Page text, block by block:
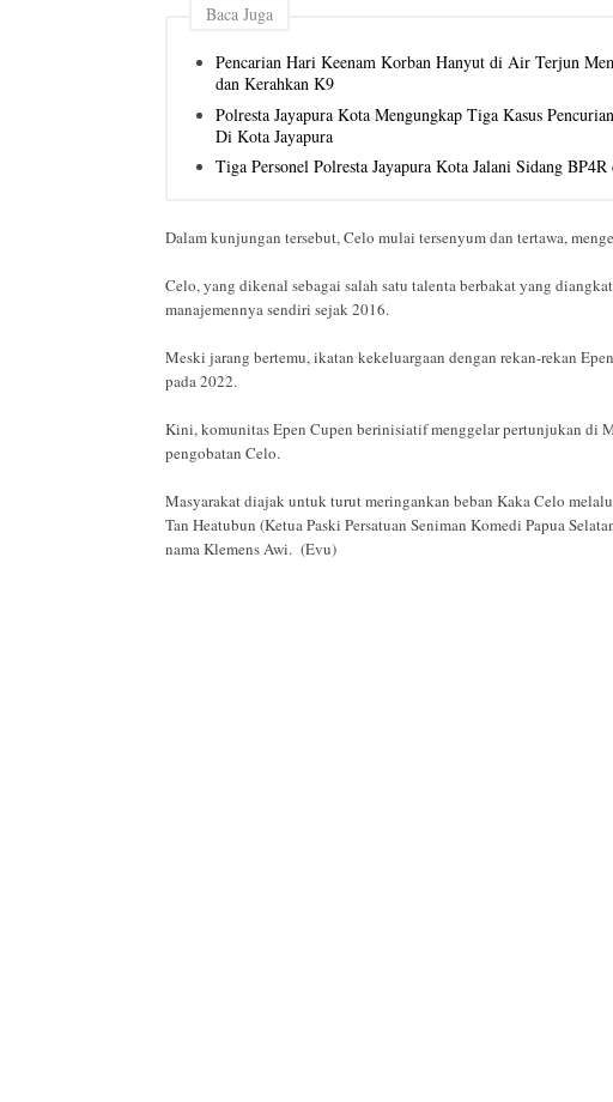
Baca Juga
Pencarian Hari Keenam Korban Hanyut di Air Terjun
dan Kerahkan K9
Polresta Jayapura Kota Mengungkap Tiga Kasus
Di Kota Jayapura
Tiga Personel Polresta Jayapura Kota Jalani Sidang BP4R
Dalam kunjungan tersebut, Celo mulai tersenyum dan tertawa,
Celo, yang dikenal sebagai salah satu talenta berbakat yang
manajemennya sendiri sejak 2016.
Meski jarang bertemu, ikatan kekeluargaan dengan rekan-rekan
pada 2022.
Kini, komunitas Epen Cupen berinisiatif menggelar pertunjukan di
pengobatan Celo.
Masyarakat diajak untuk turut meringankan beban Kaka Celo
Tan Heatubun (Ketua Paski Persatuan Seniman Komedi Papua
nama Klemens Awi. (Evu)